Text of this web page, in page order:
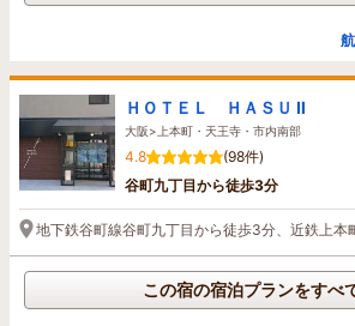
ＨＯＴＥＬ ＨＡＳＵ Ⅱ
大阪>上本町・天王寺・市内南部
4.8
(98件)
谷町九丁目から徒歩3分
地下鉄谷町線谷町九丁目から徒歩3分、近鉄上本
この宿の宿泊プランをすべ